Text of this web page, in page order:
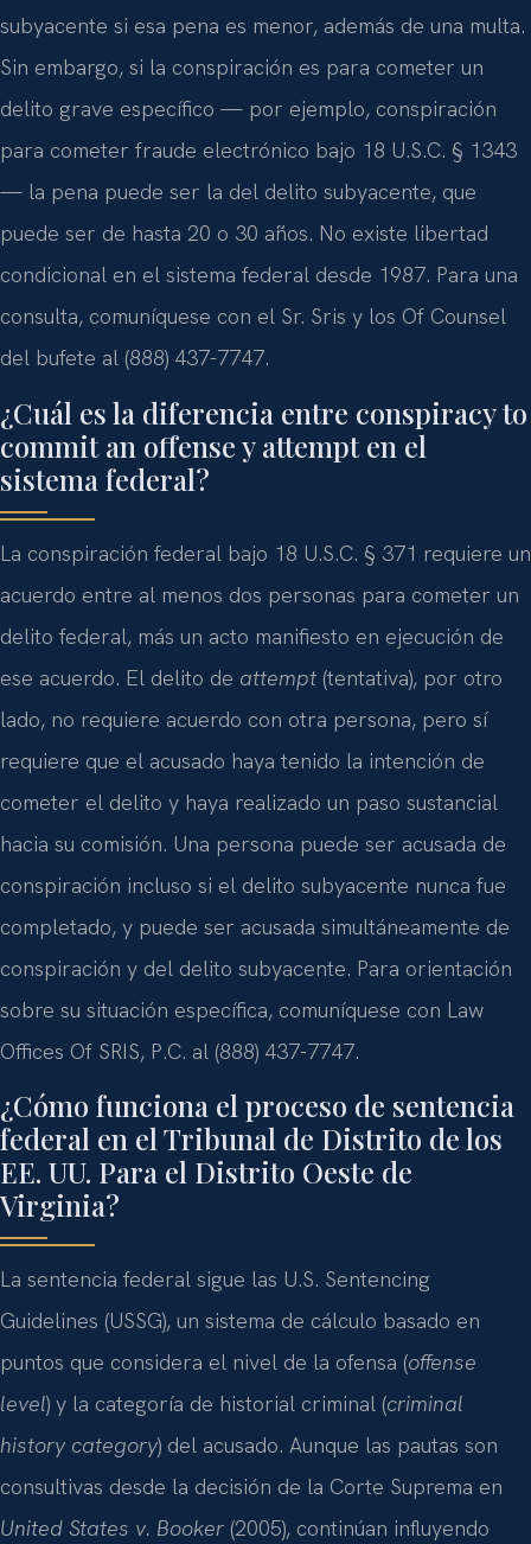
subyacente si esa pena es menor, además de una multa.
Sin embargo, si la conspiración es para cometer un
delito grave específico — por ejemplo, conspiración
para cometer fraude electrónico bajo 18 U.S.C. § 1343
— la pena puede ser la del delito subyacente, que
puede ser de hasta 20 o 30 años. No existe libertad
condicional en el sistema federal desde 1987. Para una
consulta, comuníquese con el Sr. Sris y los Of Counsel
del bufete al (888) 437-7747.
¿Cuál es la diferencia entre conspiracy to
commit an offense y attempt en el
sistema federal?
La conspiración federal bajo 18 U.S.C. § 371 requiere un
acuerdo entre al menos dos personas para cometer un
delito federal, más un acto manifiesto en ejecución de
ese acuerdo. El delito de attempt (tentativa), por otro
lado, no requiere acuerdo con otra persona, pero sí
requiere que el acusado haya tenido la intención de
cometer el delito y haya realizado un paso sustancial
hacia su comisión. Una persona puede ser acusada de
conspiración incluso si el delito subyacente nunca fue
completado, y puede ser acusada simultáneamente de
conspiración y del delito subyacente. Para orientación
sobre su situación específica, comuníquese con Law
Offices Of SRIS, P.C. al (888) 437-7747.
¿Cómo funciona el proceso de sentencia
federal en el Tribunal de Distrito de los
EE. UU. Para el Distrito Oeste de
Virginia?
La sentencia federal sigue las U.S. Sentencing
Guidelines (USSG), un sistema de cálculo basado en
puntos que considera el nivel de la ofensa (offense
level) y la categoría de historial criminal (criminal
history category) del acusado. Aunque las pautas son
consultivas desde la decisión de la Corte Suprema en
United States v. Booker (2005), continúan influyendo